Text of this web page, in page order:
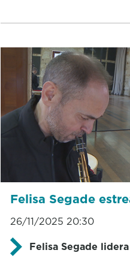
Felisa Segade
26/11/2025 20:30
Felisa Segade